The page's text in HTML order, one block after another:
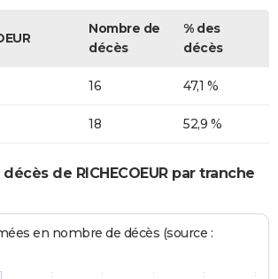
Nombre de
décès
% des
décès
16 47,1 %
18 52,9 %
de RICHECOEUR par tranche
en nombre de décès (source :